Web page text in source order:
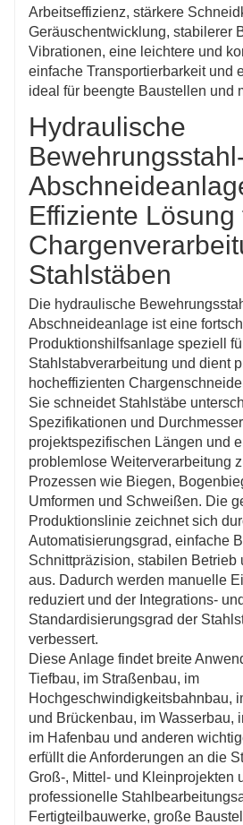
Arbeitseffizienz, stärkere
Geräuschentwicklung, stabilerer
Vibrationen, eine leichtere und
einfache Transportierbarkeit und
ideal für beengte Baustellen und
Hydraulische
Effiziente Lösung
Stahlstäben
Die hydraulische
Abschneideanlage ist eine
Produktionshilfsanlage speziell
Stahlstabverarbeitung und dient
hocheffizienten
Sie schneidet Stahlstäbe
Spezifikationen und
projektspezifischen Längen und
problemlose Weiterverarbeitung
Prozessen wie Biegen,
Umformen und Schweißen. Die
Produktionslinie zeichnet sich
Automatisierungsgrad, einfache
Schnittpräzision, stabilen Betrieb
aus. Dadurch werden manuelle
reduziert und der Integrations- und
Standardisierungsgrad der
verbessert.
Diese Anlage findet breite
Tiefbau, im Straßenbau, im
Hochgeschwindigkeitsbahnbau,
und Brückenbau, im Wasserbau,
im Hafenbau und anderen
erfüllt die Anforderungen an die
Groß-, Mittel- und Kleinprojekten
professionelle
Fertigteilbauwerke, große